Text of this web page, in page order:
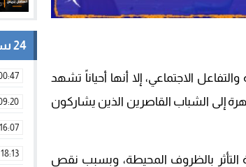
الاجتماعي، إلا أنها أحياناً تشهد
إلى الشباب القاصرين الذين يشاركون
بالظروف المحيطة، وبسبب نقص
24 ساعة
16:07
18:13